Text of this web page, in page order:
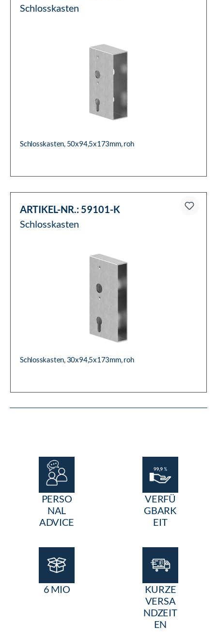
Schlosskasten
Schlosskasten, 50x94,5x173mm, roh
ARTIKEL-NR.: 59101-K
Schlosskasten
Schlosskasten, 30x94,5x173mm, roh
PERSO
NAL
ADVICE
VERFÜ
GBARK
EIT
6 MIO
KURZE
VERSA
NDZEIT
EN